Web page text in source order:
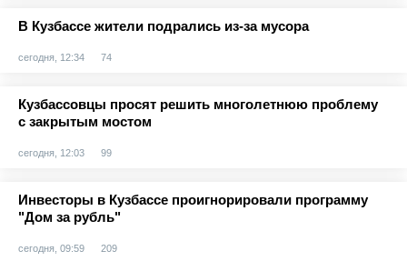
В Кузбассе жители подрались из-за мусора
сегодня, 12:34 74
Кузбассовцы просят решить многолетнюю проблему
с закрытым мостом
сегодня, 12:03 99
Инвесторы в Кузбассе проигнорировали программу
"Дом за рубль"
сегодня, 09:59 209